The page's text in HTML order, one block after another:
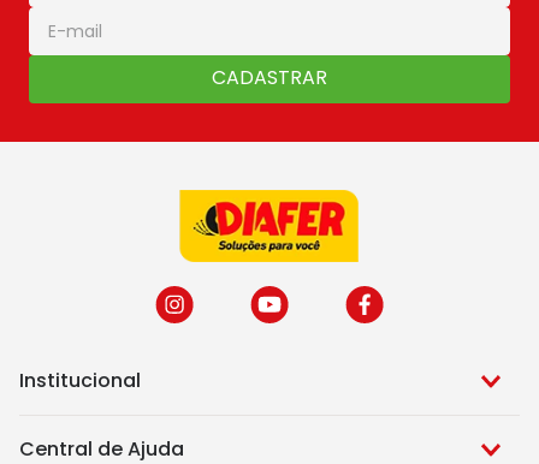
CADASTRAR
Institucional
Central de Ajuda